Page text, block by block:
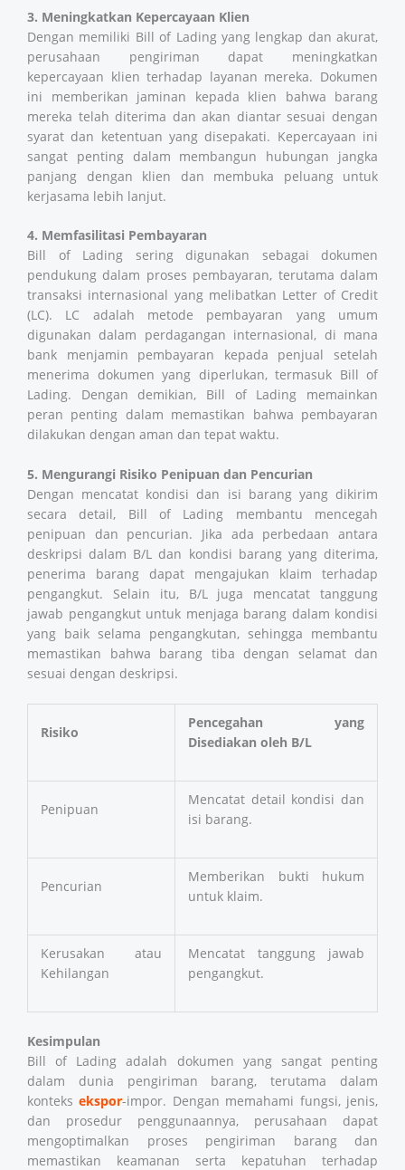
3. Meningkatkan Kepercayaan Klien
Dengan memiliki Bill of Lading yang lengkap dan akurat,
perusahaan pengiriman dapat meningkatkan
kepercayaan klien terhadap layanan mereka. Dokumen
ini memberikan jaminan kepada klien bahwa barang
mereka telah diterima dan akan diantar sesuai dengan
syarat dan ketentuan yang disepakati. Kepercayaan ini
sangat penting dalam membangun hubungan jangka
panjang dengan klien dan membuka peluang untuk
kerjasama lebih lanjut.
4. Memfasilitasi Pembayaran
Bill of Lading sering digunakan sebagai dokumen
pendukung dalam proses pembayaran, terutama dalam
transaksi internasional yang melibatkan Letter of Credit
(LC). LC adalah metode pembayaran yang umum
digunakan dalam perdagangan internasional, di mana
bank menjamin pembayaran kepada penjual setelah
menerima dokumen yang diperlukan, termasuk Bill of
Lading. Dengan demikian, Bill of Lading memainkan
peran penting dalam memastikan bahwa pembayaran
dilakukan dengan aman dan tepat waktu.
5. Mengurangi Risiko Penipuan dan Pencurian
Dengan mencatat kondisi dan isi barang yang dikirim
secara detail, Bill of Lading membantu mencegah
penipuan dan pencurian. Jika ada perbedaan antara
deskripsi dalam B/L dan kondisi barang yang diterima,
penerima barang dapat mengajukan klaim terhadap
pengangkut. Selain itu, B/L juga mencatat tanggung
jawab pengangkut untuk menjaga barang dalam kondisi
yang baik selama pengangkutan, sehingga membantu
memastikan bahwa barang tiba dengan selamat dan
sesuai dengan deskripsi.
Risiko
Pencegahan yang
Disediakan oleh B/L
Penipuan
Mencatat detail kondisi dan
isi barang.
Pencurian
Memberikan bukti hukum
untuk klaim.
Kerusakan atau
Kehilangan
Mencatat tanggung jawab
pengangkut.
Kesimpulan
Bill of Lading adalah dokumen yang sangat penting
dalam dunia pengiriman barang, terutama dalam
konteksekspor-impor. Dengan memahami fungsi, jenis,
dan prosedur penggunaannya, perusahaan dapat
mengoptimalkan proses pengiriman barang dan
memastikan keamanan serta kepatuhan terhadap